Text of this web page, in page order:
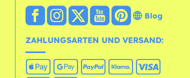
Blog
ZAHLUNGSARTEN UND VERSAND: